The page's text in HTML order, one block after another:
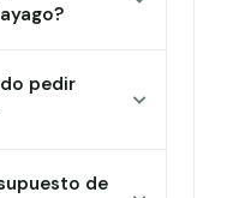
pedir
de